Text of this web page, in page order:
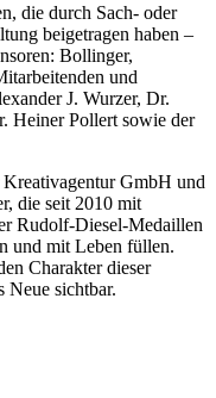
die durch Sach- oder
beigetragen haben –
Bollinger,
und
J. Wurzer, Dr.
Heiner Pollert sowie der
Kreativagentur GmbH und
, die seit 2010 mit
Rudolf-Diesel-Medaillen
und mit Leben füllen.
Charakter dieser
Neue sichtbar.